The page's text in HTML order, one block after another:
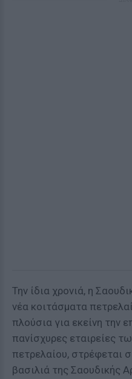
Την ίδια χρονιά, η
νέα κοιτάσματα
πλούσια για εκείνη την
πανίσχυρες εταιρείες
πετρελαίου, στρέφεται
βασιλιά της Σαουδικής